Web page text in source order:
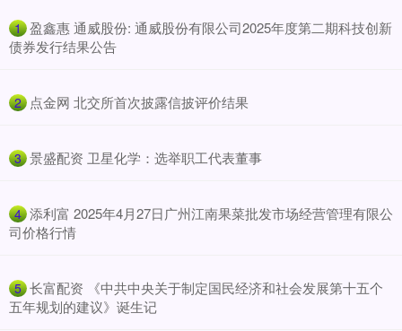
1 ​盈鑫惠 通威股份: 通威股份有限公司2025年度第二期科技创新
债券发行结果公告
2 ​点金网 北交所首次披露信披评价结果
3 ​景盛配资 卫星化学：选举职工代表董事
4 ​添利富 2025年4月27日广州江南果菜批发市场经营管理有限公
司价格行情
5 ​长富配资 《中共中央关于制定国民经济和社会发展第十五个
五年规划的建议》诞生记